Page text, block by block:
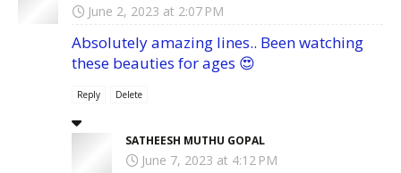
June 2, 2023 at 2:07 PM
Absolutely amazing lines.. Been watching
these beauties for ages 😍
Reply Delete
SATHEESH MUTHU GOPAL
June 7, 2023 at 4:12 PM